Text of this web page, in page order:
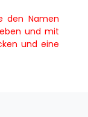
den Namen
und mit
und eine